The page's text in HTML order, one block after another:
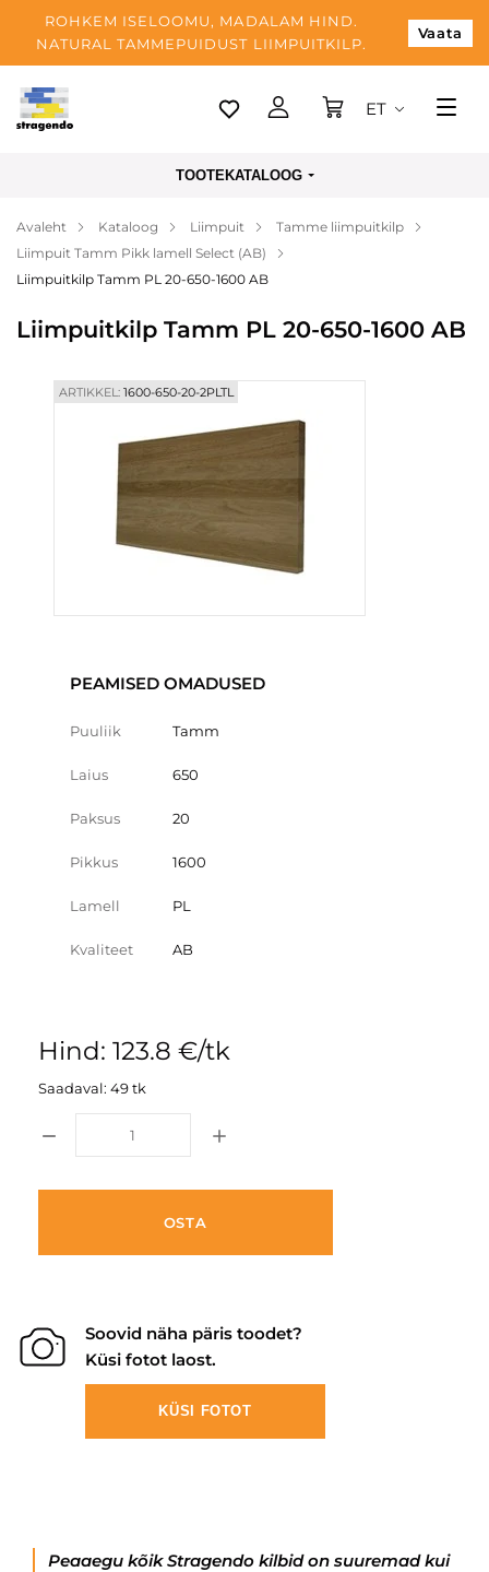
ROHKEM ISELOOMU, MADALAM HIND.
NATURAL TAMMEPUIDUST LIIMPUITKILP.
Vaata
Tallinn
Makse
Meist
ET
TOOTEKATALOOG
Avaleht Kataloog Liimpuit
Tamme liimpuitkilp
Liimpuit Tamm Pikk lamell Select (AB)
Liimpuitkilp Tamm PL 20-650-1600 AB
Liimpuitkilp Tamm PL 20-650-1600 AB
ARTIKKEL:1600-650-20-2PLTL
PEAMISED OMADUSED
Puuliik Tamm
Laius 650
Paksus 20
Pikkus 1600
Lamell PL
Kvaliteet AB
Hind: 123.8 €/tk
Saadaval: 49 tk
OSTA
Soovid näha päris toodet?
Küsi fotot laost.
KÜSI FOTOT
Peaaegu kõik Stragendo kilbid on suuremad kui